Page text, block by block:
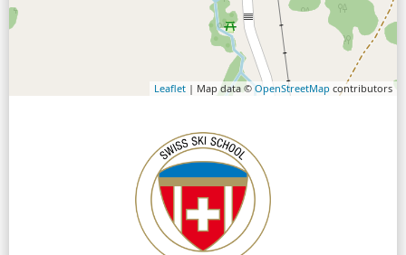
Leaflet | Map data © OpenStreetMap contributors